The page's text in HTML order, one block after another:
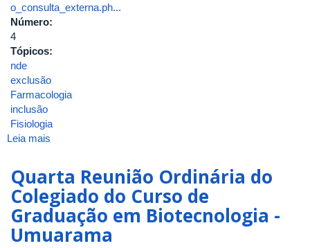
o_consulta_externa.ph...
Número:
4
Tópicos:
nde
exclusão
Farmacologia
inclusão
Fisiologia
Leia mais
Ordinária
do
Núcleo
Docente
Estruturante
Quarta Reunião Ordinária do
Colegiado do Curso de
Graduação em Biotecnologia -
Umuarama